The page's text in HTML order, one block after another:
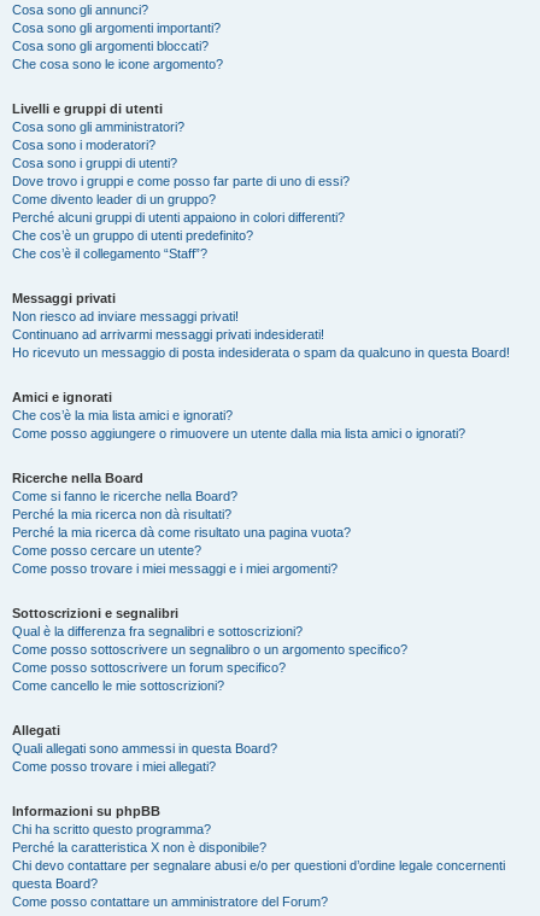
Cosa sono gli annunci?
Cosa sono gli argomenti importanti?
Cosa sono gli argomenti bloccati?
Che cosa sono le icone argomento?
Livelli e gruppi di utenti
Cosa sono gli amministratori?
Cosa sono i moderatori?
Cosa sono i gruppi di utenti?
Dove trovo i gruppi e come posso far parte di uno di essi?
Come divento leader di un gruppo?
Perché alcuni gruppi di utenti appaiono in colori differenti?
Che cos’è un gruppo di utenti predefinito?
Che cos’è il collegamento “Staff”?
Messaggi privati
Non riesco ad inviare messaggi privati!
Continuano ad arrivarmi messaggi privati indesiderati!
Ho ricevuto un messaggio di posta indesiderata o spam da qualcuno in questa Board!
Amici e ignorati
Che cos’è la mia lista amici e ignorati?
Come posso aggiungere o rimuovere un utente dalla mia lista amici o ignorati?
Ricerche nella Board
Come si fanno le ricerche nella Board?
Perché la mia ricerca non dà risultati?
Perché la mia ricerca dà come risultato una pagina vuota?
Come posso cercare un utente?
Come posso trovare i miei messaggi e i miei argomenti?
Sottoscrizioni e segnalibri
Qual è la differenza fra segnalibri e sottoscrizioni?
Come posso sottoscrivere un segnalibro o un argomento specifico?
Come posso sottoscrivere un forum specifico?
Come cancello le mie sottoscrizioni?
Allegati
Quali allegati sono ammessi in questa Board?
Come posso trovare i miei allegati?
Informazioni su phpBB
Chi ha scritto questo programma?
Perché la caratteristica X non è disponibile?
Chi devo contattare per segnalare abusi e/o per questioni d’ordine legale concernenti
questa Board?
Come posso contattare un amministratore del Forum?